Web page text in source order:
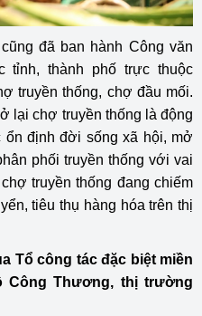
đã ban hành Công văn
tỉnh, thành phố trực thuộc
truyền thống, chợ đầu mối.
lại chợ truyền thống là động
định đời sống xã hội, mở
phối truyền thống với vai
truyền thống đang chiếm
tiêu thụ hàng hóa trên thị
Tổ công tác đặc biệt miền
Công Thương, thị trường